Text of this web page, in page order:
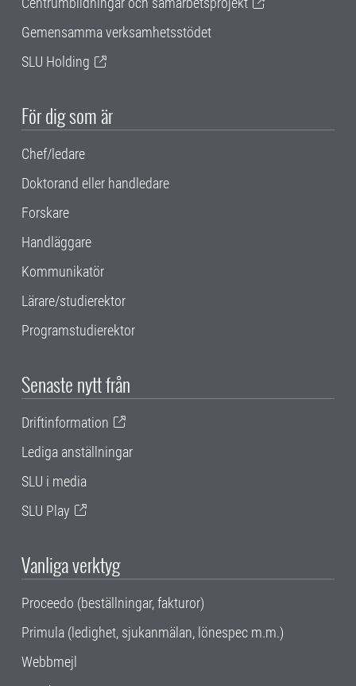
Gemensamma verksamhetsstödet
SLU Holding
För dig som är
Chef/ledare
Doktorand eller handledare
Forskare
Handläggare
Kommunikatör
Lärare/studierektor
Programstudierektor
Senaste nytt från
Driftinformation
Lediga anställningar
SLU i media
SLU Play
Vanliga verktyg
Proceedo (beställningar, fakturor)
Primula (ledighet, sjukanmälan, lönespec m.m.)
Webbmejl